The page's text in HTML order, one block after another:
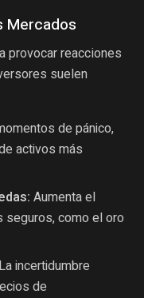
Mercados
provocar reacciones
suelen
de pánico,
activos más
Aumenta el
seguros, como el oro
La incertidumbre
de